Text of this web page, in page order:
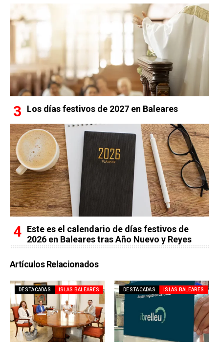
Los días festivos de 2027 en Baleares
Este es el calendario de días festivos de
2026 en Baleares tras Año Nuevo y Reyes
Artículos Relacionados
DESTACADAS ISLAS BALEARES DESTACADAS ISLAS BALEARES